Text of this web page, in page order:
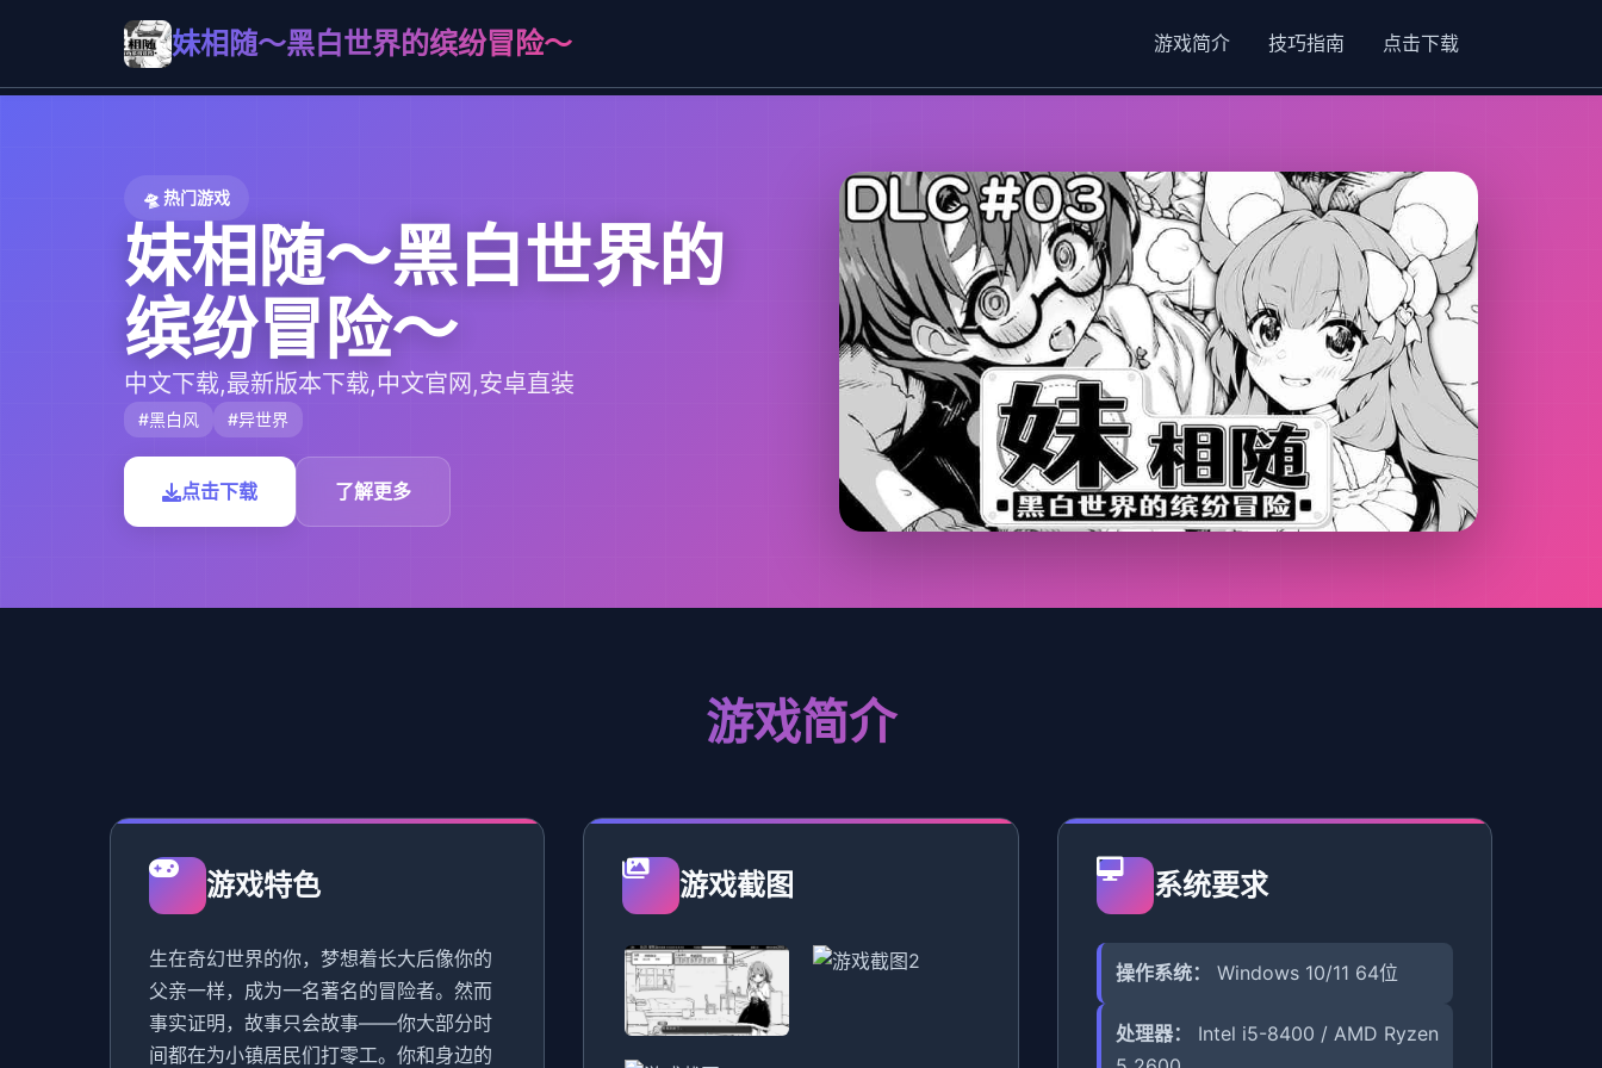
妹相随～黑白世界的缤纷冒险～ 游戏简介 技巧指南 点击下载
🛸 热门游戏
妹相随～黑白世界的
缤纷冒险～
中文下载,最新版本下载,中文官网,安卓直装
#黑白风 #异世界
点击下载 了解更多
游戏简介
游戏特色
生在奇幻世界的你，梦想着长大后像你的
父亲一样，成为一名著名的冒险者。然而
事实证明，故事只会故事——你大部分时
间都在为小镇居民们打零工。你和身边的
游戏截图 系统要求
操作系统： Windows 10/11 64位
处理器：
Intel i5-8400 / AMD Ryzen